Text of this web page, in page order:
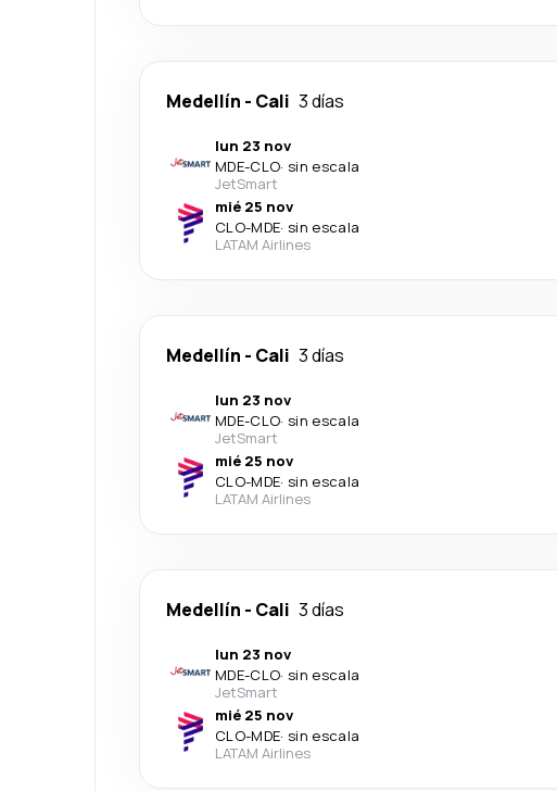
Medellín - Cali 3 días
lun 23 nov
MDE-CLO· sin escala
JetSmart
mié 25 nov
CLO-MDE· sin escala
LATAM Airlines
Medellín - Cali 3 días
lun 23 nov
MDE-CLO· sin escala
JetSmart
mié 25 nov
CLO-MDE· sin escala
LATAM Airlines
Medellín - Cali 3 días
lun 23 nov
MDE-CLO· sin escala
JetSmart
mié 25 nov
CLO-MDE· sin escala
LATAM Airlines